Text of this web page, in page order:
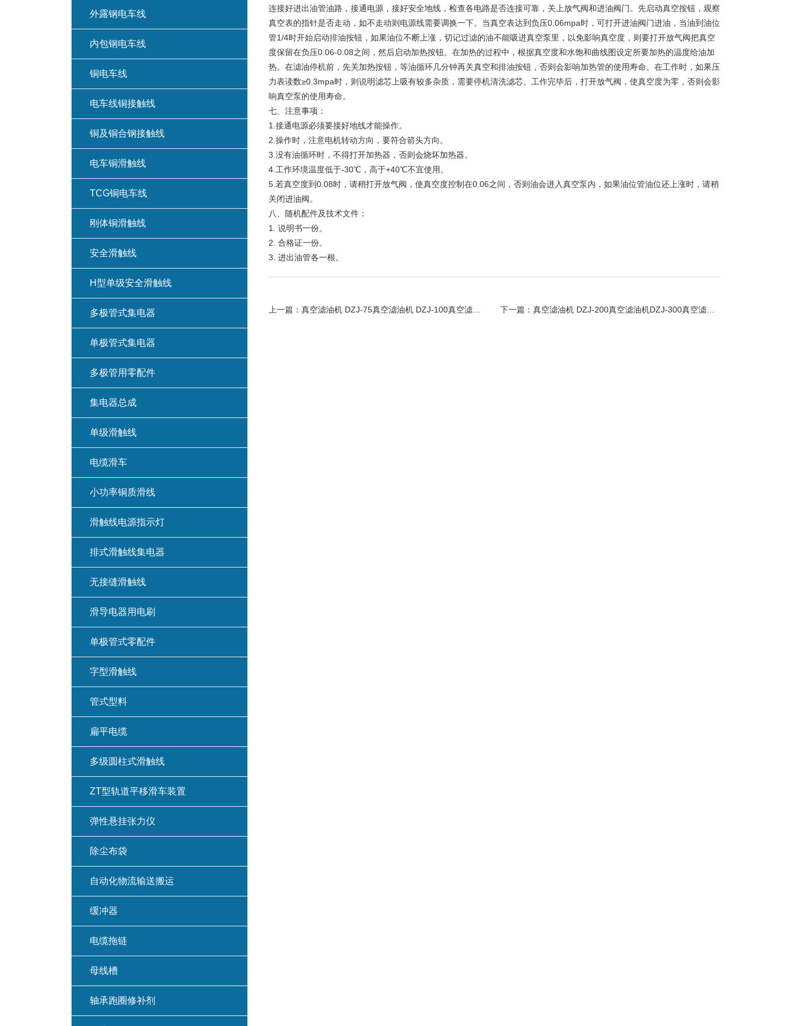
连接好进出油管油路，接通电源，接好安全地线，检查各电路是否连接可靠，关上放气阀和进油阀门。先启动真空按钮，观察
真空表的指针是否走动，如不走动则电源线需要调换一下。当真空表达到负压0.06mpa时，可打开进油阀门进油，当油到油位
管1/4时开始启动排油按钮，如果油位不断上涨，切记过滤的油不能吸进真空泵里，以免影响真空度，则要打开放气阀把真空
度保留在负压0.06-0.08之间，然后启动加热按钮。在加热的过程中，根据真空度和水饱和曲线图设定所要加热的温度给油加
热。在滤油停机前，先关加热按钮，等油循环几分钟再关真空和排油按钮，否则会影响加热管的使用寿命。在工作时，如果压
力表读数≥0.3mpa时，则说明滤芯上吸有较多杂质，需要停机清洗滤芯。工作完毕后，打开放气阀，使真空度为零，否则会影
响真空泵的使用寿命。
七、注意事项：
1.接通电源必须要接好地线才能操作。
2.操作时，注意电机转动方向，要符合箭头方向。
3.没有油循环时，不得打开加热器，否则会烧坏加热器。
4.工作环境温度低于-30℃，高于+40℃不宜使用。
5.若真空度到0.08时，请稍打开放气阀，使真空度控制在0.06之间，否则油会进入真空泵内，如果油位管油位还上涨时，请稍
关闭进油阀。
八、随机配件及技术文件：
1. 说明书一份。
2. 合格证一份。
3. 进出油管各一根。
下一篇： 真空滤油机 DZJ-200真空滤油机DZJ-300真空滤油机
上一篇： 真空滤油机 DZJ-75真空滤油机 DZJ-100真空滤油机
外露钢电车线
内包钢电车线
铜电车线
电车线铜接触线
铜及铜合钢接触线
电车铜滑触线
TCG铜电车线
刚体铜滑触线
安全滑触线
H型单级安全滑触线
多极管式集电器
单极管式集电器
多极管用零配件
集电器总成
单级滑触线
电缆滑车
小功率铜质滑线
滑触线电源指示灯
排式滑触线集电器
无接缝滑触线
滑导电器用电刷
单极管式零配件
字型滑触线
管式型料
扁平电缆
多级圆柱式滑触线
ZT型轨道平移滑车装置
弹性悬挂张力仪
除尘布袋
自动化物流输送搬运
缓冲器
电缆拖链
母线槽
轴承跑圈修补剂